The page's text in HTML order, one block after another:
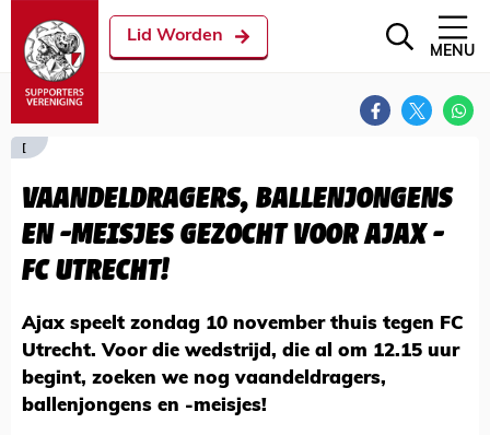
Lid Worden
MENU
[
VAANDELDRAGERS, BALLENJONGENS
EN -MEISJES GEZOCHT VOOR AJAX -
FC UTRECHT!
Ajax speelt zondag 10 november thuis tegen FC
Utrecht. Voor die wedstrijd, die al om 12.15 uur
begint, zoeken we nog vaandeldragers,
ballenjongens en -meisjes!